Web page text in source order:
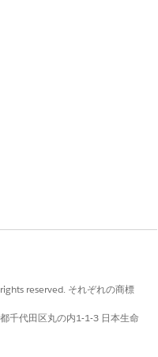
れましたか?
reserved. それぞれの商標
千代田区丸の内1-1-3 日本生命